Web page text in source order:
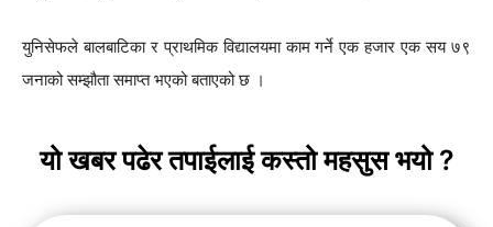
युनिसेफले बालबाटिका र प्राथमिक विद्यालयमा काम गर्ने एक हजार एक सय ७९
जनाको सम्झौता समाप्त भएको बताएको छ ।
यो खबर पढेर तपाईलाई कस्तो महसुस भयो ?